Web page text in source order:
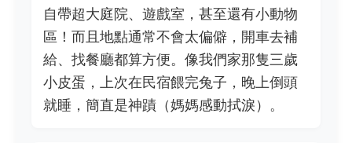
自帶超大庭院、遊戲室，甚至還有小動物
區！而且地點通常不會太偏僻，開車去補
給、找餐廳都算方便。像我們家那隻三歲
小皮蛋，上次在民宿餵完兔子，晚上倒頭
就睡，簡直是神蹟（媽媽感動拭淚）。